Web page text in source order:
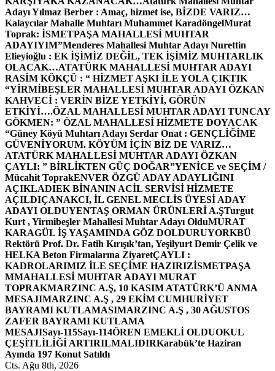
Adayı Yılmaz Berber : Amaç, hizmet ise, BİZDE VARIZ…
Kalaycılar Mahalle Muhtarı Muhammet KaradöngelMurat
Toprak: İSMETPAŞA MAHALLESİ MUHTAR
ADAYIYIM”Menderes Mahallesi Muhtar Adayı Nurettin
Elieyioğlu : EK İŞİMİZ DEĞİL, TEK İŞİMİZ MUHTARLIK
OLACAK…ATATÜRK MAHALLESİ MUHTAR ADAYI
RASİM KÖKÇÜ : “ HİZMET AŞKI İLE YOLA ÇIKTIK
“YİRMİBEŞLER MAHALLESİ MUHTAR ADAYI ÖZKAN
KAHVECİ : VERİN BİZE YETKİYİ, GÖRÜN
ETKİYİ….ÖZAL MAHALLESİ MUHTAR ADAYI TUNCAY
GÖKMEN: ” ÖZAL MAHALLESİ HİZMETE DOYACAK
“Güney Köyü Muhtarı Adayı Serdar Onat : GENÇLİĞİME
GÜVENİYORUM. KÖYÜM İÇİN BİZ DE VARIZ…
ATATÜRK MAHALLESİ MUHTAR ADAYI ÖZKAN
ÇAYLI: ” BİRLİKTEN GÜÇ DOĞAR”YENİCE ve SEÇİM /
Mücahit ToprakENVER ÖZGÜ ADAY ADAYLIĞINI
AÇIKLADIEK BİNANIN ACİL SERVİSİ HİZMETE
AÇILDIÇANAKCI, İL GENEL MECLİS ÜYESİ ADAY
ADAYI OLDUYENTAŞ ORMAN ÜRÜNLERİ A.ŞTurgut
Kurt , Yirmibeşler Mahallesi Muhtar Adayı OlduMURAT
KARAGÜL İŞ YAŞAMINDA GÖZ DOLDURUYORKBÜ
Rektörü Prof. Dr. Fatih Kırışık’tan, Yeşilyurt Demir Çelik ve
HELKA Beton Firmalarına ZiyaretÇAYLI :
KADROLARIMIZ İLE SEÇİME HAZIRIZİSMETPAŞA
MMAHALLESİ MUHTAR ADAYI MURAT
TOPRAKMARZINC A.Ş, 10 KASIM ATATÜRK’Ü ANMA
MESAJIMARZINC A.Ş , 29 EKİM CUMHURİYET
BAYRAMI KUTLAMASIMARZINC A.Ş , 30 AĞUSTOS
ZAFER BAYRAMI KUTLAMA
MESAJISayı-115Sayı-114ÖREN EMEKLİ OLDUOKUL
ÇEŞİTLİLİĞİ ARTIRILMALIDIRKarabük’te Haziran
Ayında 197 Konut Satıldı
Cts. Ağu 8th, 2026